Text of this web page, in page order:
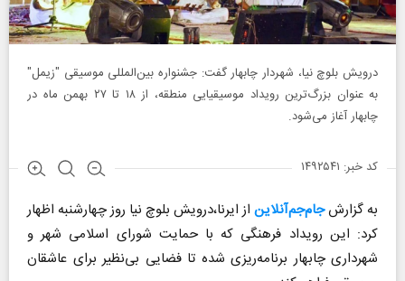
درویش بلوچ نیا، شهردار چابهار گفت: جشنواره بین‌المللی موسیقی "زیمل"
به عنوان بزرگ‌ترین رویداد موسیقیایی منطقه، از ۱۸ تا ۲۷ بهمن ماه در
چابهار آغاز می‌شود.
کد خبر: ۱۴۹۲۵۴۱
به گزارشجام‌جم‌آنلاین از ایرنا،درویش بلوچ نیا روز چهارشنبه اظهار
کرد: این رویداد فرهنگی که با حمایت شورای اسلامی شهر و
شهرداری چابهار برنامه‌ریزی شده تا فضایی بی‌نظیر برای عاشقان